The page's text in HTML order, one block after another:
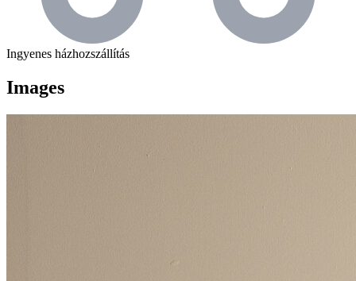
Ingyenes házhozszállítás
Images